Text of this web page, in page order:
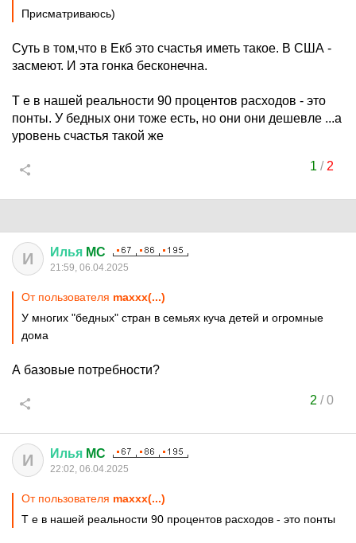
Присматриваюсь)
Суть в том,что в Екб это счастья иметь такое. В США -
засмеют. И эта гонка бесконечна.
Т е в нашей реальности 90 процентов расходов - это
понты. У бедных они тоже есть, но они они дешевле ...а
уровень счастья такой же
1 / 2
И Илья MC
21:59, 06.04.2025
От пользователя maxxx(...)
У многих "бедных" стран в семьях куча детей и огромные
дома
А базовые потребности?
2 /0
И Илья MC
22:02, 06.04.2025
От пользователя maxxx(...)
Т е в нашей реальности 90 процентов расходов - это понты